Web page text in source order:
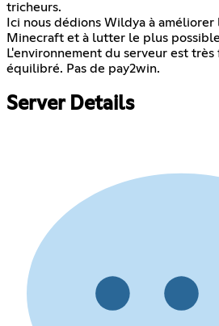
tricheurs.
Ici nous dédions Wildya à
Minecraft et à lutter le plus
L'environnement du serveur est
équilibré. Pas de pay2win.
Server Details